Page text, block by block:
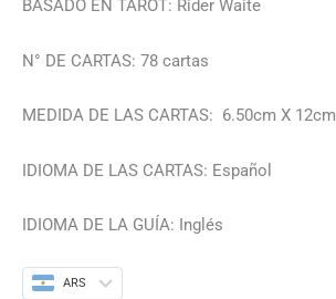
BASADO EN TAROT: Rider Waite
N° DE CARTAS: 78 cartas
MEDIDA DE LAS CARTAS: 6.50cm X 12cm
IDIOMA DE LAS CARTAS: Español
IDIOMA DE LA GUÍA: Inglés
ARS